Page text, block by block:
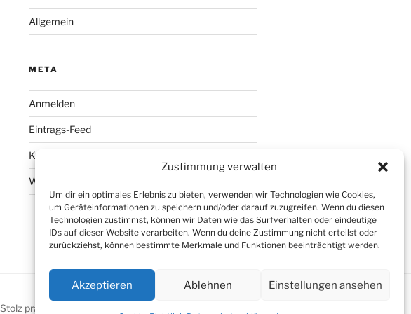
Zustimmung verwalten
Um dir ein optimales Erlebnis zu bieten, verwenden wir Technologien wie Cookies,
um Geräteinformationen zu speichern und/oder darauf zuzugreifen. Wenn du diesen
Technologien zustimmst, können wir Daten wie das Surfverhalten oder eindeutige
IDs auf dieser Website verarbeiten. Wenn du deine Zustimmung nicht erteilst oder
zurückziehst, können bestimmte Merkmale und Funktionen beeinträchtigt werden.
Akzeptieren Ablehnen Einstellungen ansehen
Allgemein
META
Anmelden
Eintrags-Feed
Kommentar-Feed
WordPress.org
Stolz präsentiert von WordPress